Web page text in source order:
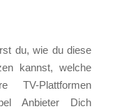
du, wie du diese
kannst, welche
TV-Plattformen
Anbieter Dich